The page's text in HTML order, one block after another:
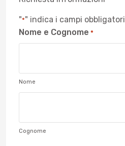
"*" indica i campi obbligatori
Nome e Cognome *
Nome
Cognome